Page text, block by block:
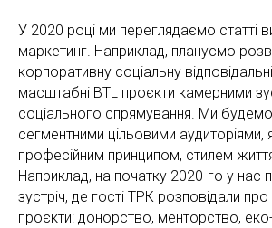
У 2020 році ми переглядаємо статті
маркетинг. Наприклад, плануємо
корпоративну соціальну
масштабні BTL проєкти камерними
соціального спрямування. Ми будемо
сегментними цільовими аудиторіями,
професійним принципом, стилем
Наприклад, на початку 2020-го у
зустріч, де гості ТРК розповідали про
проєкти: донорство, менторство, еко-